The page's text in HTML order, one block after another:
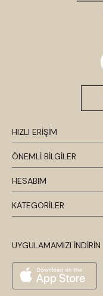
HIZLI ERİŞİM
ÖNEMLİ BİLGİLER
HESABIM
KATEGORİLER
UYGULAMAMIZI İNDİRİN